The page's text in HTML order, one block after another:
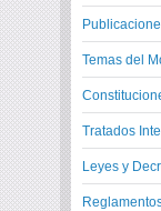
Temas del
Tratados
Leyes y